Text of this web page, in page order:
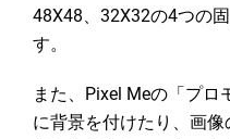
48X48、32X32の4つの
す。
また、Pixel Meの「プ
に背景を付けたり、画